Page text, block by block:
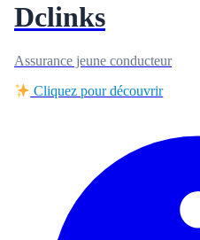
Dclinks
Assurance jeune conducteur
Cliquez pour découvrir